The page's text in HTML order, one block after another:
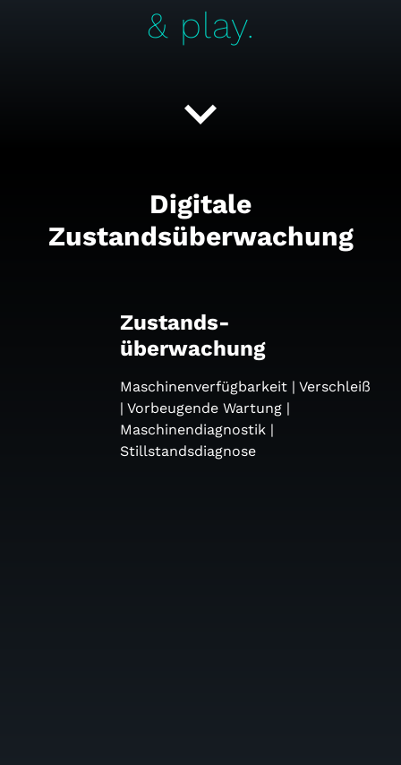
& play.
expand_more
Digitale
Zustandsüberwachung
Zustands-
überwachung
Maschinenverfügbarkeit | Verschleiß
| Vorbeugende Wartung |
Maschinendiagnostik |
Stillstandsdiagnose